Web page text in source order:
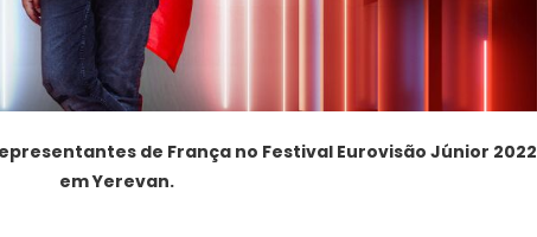
de França no Festival Eurovisão Júnior 2022
em Yerevan.